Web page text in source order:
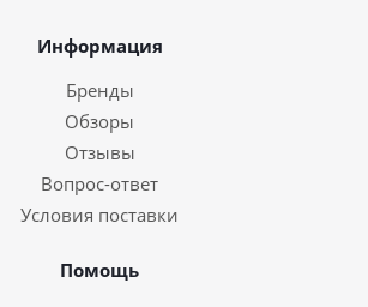
Информация
Бренды
Обзоры
Отзывы
Вопрос-ответ
Условия поставки
Помощь